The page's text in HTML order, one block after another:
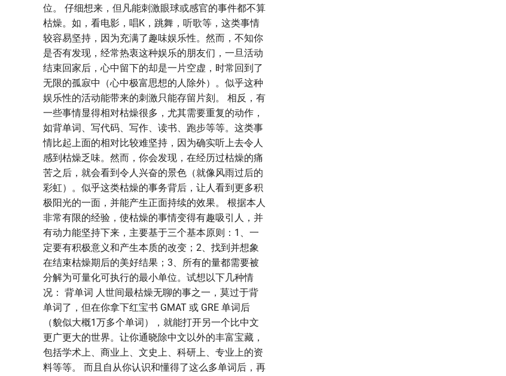
位。 仔细想来，但凡能刺激眼球或感官的事件都不算
枯燥。如，看电影，唱K，跳舞，听歌等，这类事情
较容易坚持，因为充满了趣味娱乐性。然而，不知你
是否有发现，经常热衷这种娱乐的朋友们，一旦活动
结束回家后，心中留下的却是一片空虚，时常回到了
无限的孤寂中（心中极富思想的人除外）。似乎这种
娱乐性的活动能带来的刺激只能存留片刻。 相反，有
一些事情显得相对枯燥很多，尤其需要重复的动作，
如背单词、写代码、写作、读书、跑步等等。这类事
情比起上面的相对比较难坚持，因为确实听上去令人
感到枯燥乏味。然而，你会发现，在经历过枯燥的痛
苦之后，就会看到令人兴奋的景色（就像风雨过后的
彩虹）。似乎这类枯燥的事务背后，让人看到更多积
极阳光的一面，并能产生正面持续的效果。 根据本人
非常有限的经验，使枯燥的事情变得有趣吸引人，并
有动力能坚持下来，主要基于三个基本原则：1、一
定要有积极意义和产生本质的改变；2、找到并想象
在结束枯燥期后的美好结果；3、所有的量都需要被
分解为可量化可执行的最小单位。试想以下几种情
况： 背单词 人世间最枯燥无聊的事之一，莫过于背
单词了，但在你拿下红宝书 GMAT 或 GRE 单词后
（貌似大概1万多个单词），就能打开另一个比中文
更广更大的世界。让你通晓除中文以外的丰富宝藏，
包括学术上、商业上、文史上、科研上、专业上的资
料等等。 而且自从你认识和懂得了这么多单词后，再